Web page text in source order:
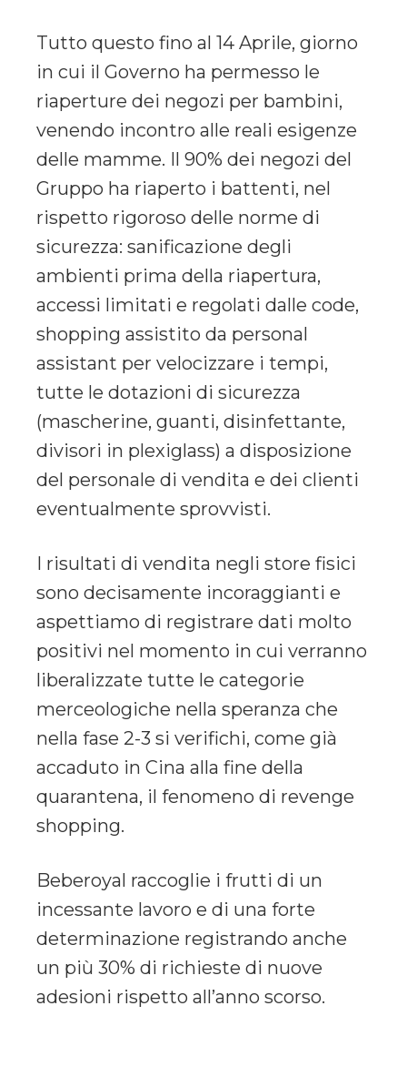
Tutto questo fino al 14 Aprile, giorno
in cui il Governo ha permesso le
riaperture dei negozi per bambini,
venendo incontro alle reali esigenze
delle mamme. Il 90% dei negozi del
Gruppo ha riaperto i battenti, nel
rispetto rigoroso delle norme di
sicurezza: sanificazione degli
ambienti prima della riapertura,
accessi limitati e regolati dalle code,
shopping assistito da personal
assistant per velocizzare i tempi,
tutte le dotazioni di sicurezza
(mascherine, guanti, disinfettante,
divisori in plexiglass) a disposizione
del personale di vendita e dei clienti
eventualmente sprovvisti.
I risultati di vendita negli store fisici
sono decisamente incoraggianti e
aspettiamo di registrare dati molto
positivi nel momento in cui verranno
liberalizzate tutte le categorie
merceologiche nella speranza che
nella fase 2-3 si verifichi, come già
accaduto in Cina alla fine della
quarantena, il fenomeno di revenge
shopping.
Beberoyal raccoglie i frutti di un
incessante lavoro e di una forte
determinazione registrando anche
un più 30% di richieste di nuove
adesioni rispetto all’anno scorso.